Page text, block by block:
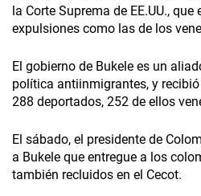
la Corte Suprema de EE.UU.,
expulsiones como las de los
El gobierno de Bukele es un
política antiinmigrantes, y
288 deportados, 252 de ellos
El sábado, el presidente de
a Bukele que entregue a los
también recluidos en el Cecot.